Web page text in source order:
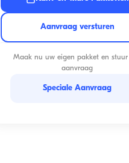
Aanvraag versturen
Maak nu uw eigen pakket en stuur
aanvraag
Speciale Aanvraag